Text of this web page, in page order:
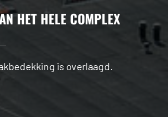
HET HELE COMPLEX
is overlaagd.